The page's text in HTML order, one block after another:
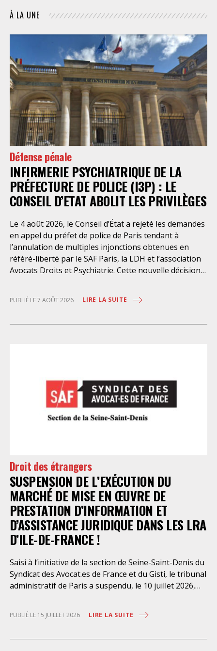
À LA UNE
Défense pénale
INFIRMERIE PSYCHIATRIQUE DE LA
PRÉFECTURE DE POLICE (I3P) : LE
CONSEIL D’ETAT ABOLIT LES PRIVILÈGES
Le 4 août 2026, le Conseil d’État a rejeté les demandes
en appel du préfet de police de Paris tendant à
l’annulation de multiples injonctions obtenues en
référé-liberté par le SAF Paris, la LDH et l’association
Avocats Droits et Psychiatrie. Cette nouvelle décision
personnes retenues à l’infirmerie psychiatrique de la
préfecture de police de Paris. Près d’ici mais loin des
en évidence des violations graves des droits les plus
élémentaires. Saisi par le SAF Paris et la LDH, avec
l’intervention volontaire de l’association Avocats
Droits et Psychiatrie, le tribunal administratif de Paris
Paris en avait interjeté appel. Par ordonnance du 4
août dernier, le Conseil d’Etat a aboli les privilèges
dont l’infirmerie psychiatrique de la préfecture de
police a depuis trop longtemps
PUBLIÉ LE 7 AOÛT 2026 LIRE LA SUITE
Droit des étrangers
SUSPENSION DE L’EXÉCUTION DU
MARCHÉ DE MISE EN ŒUVRE DE
PRESTATION D’INFORMATION ET
D’ASSISTANCE JURIDIQUE DANS LES LRA
D’ILE-DE-FRANCE !
Saisi à l’initiative de la section de Seine-Saint-Denis du
Syndicat des Avocat.es de France et du Gisti, le tribunal
administratif de Paris a suspendu, le 10 juillet 2026,
œuvre de prestations d’information et d’assistance
juridique des étrangers maintenus dans les locaux de
PUBLIÉ LE 15 JUILLET 2026 LIRE LA SUITE